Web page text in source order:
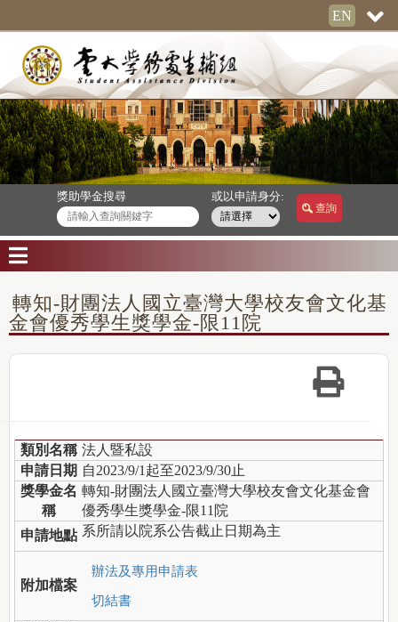
EN
獎助學金搜尋 或以申請身分:
查詢
轉知-財團法人國立臺灣大學校友會文化基
金會優秀學生獎學金-限11院
類別名稱 法人暨私設
申請日期 自2023/9/1起至2023/9/30止
獎學金名
稱
轉知-財團法人國立臺灣大學校友會文化基金會
優秀學生獎學金-限11院
申請地點 系所請以院系公告截止日期為主
附加檔案
辦法及專用申請表
切結書